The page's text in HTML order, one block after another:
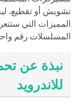
تشويش أو تقطيع،
المميزات التي
المسلسلات رقم
للاندرويد